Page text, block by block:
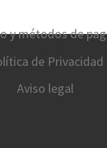
y métodos de
de Privacidad
Aviso legal